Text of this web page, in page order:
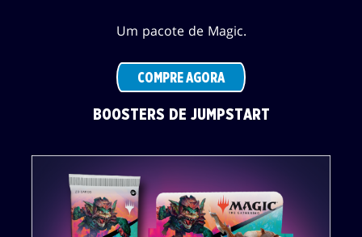
Um pacote de Magic.
COMPRE AGORA
BOOSTERS DE JUMPSTART